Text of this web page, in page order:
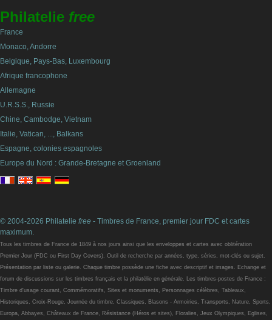
Philatelie free
France
Monaco, Andorre
Belgique, Pays-Bas, Luxembourg
Afrique francophone
Allemagne
U.R.S.S., Russie
Chine, Cambodge, Vietnam
Italie, Vatican, ..., Balkans
Espagne, colonies espagnoles
Europe du Nord : Grande-Bretagne et Groenland
© 2004-2026 Philatelie free - Timbres de France, premier jour FDC et cartes
maximum.
Tous les timbres de France de 1849 à nos jours ainsi que les enveloppes et cartes avec oblitération
Premier Jour (FDC ou First Day Covers). Outil de recherche par années, type, séries, mot-clés ou sujet.
Présentation par liste ou galerie. Chaque timbre possède une fiche avec descriptif et images. Echange et
forum de discussions sur les timbres français et la philatélie en générale. Les timbres-postes de France :
Timbre d'usage courant, Commémoratifs, Sites et monuments, Personnages célèbres, Tableaux,
Historiques, Croix-Rouge, Journée du timbre, Classiques, Blasons - Armoiries, Transports, Nature, Sports,
Europa, Abbayes, Châteaux de France, Résistance (Héros et sites), Floralies, Jeux Olympiques, Eglises,